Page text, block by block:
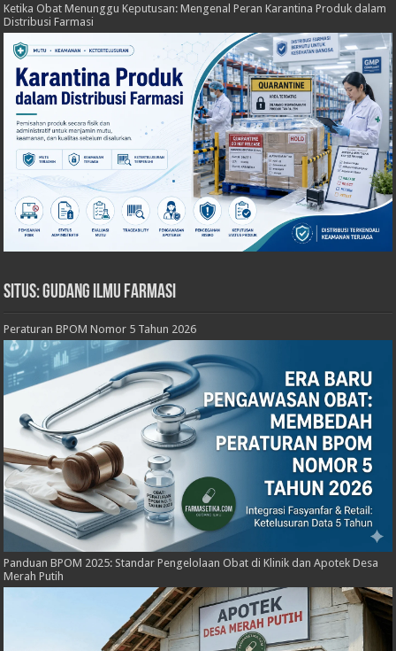
Ketika Obat Menunggu Keputusan: Mengenal Peran Karantina Produk dalam
Distribusi Farmasi
Situs: Gudang Ilmu Farmasi
Peraturan BPOM Nomor 5 Tahun 2026
Panduan BPOM 2025: Standar Pengelolaan Obat di Klinik dan Apotek Desa
Merah Putih